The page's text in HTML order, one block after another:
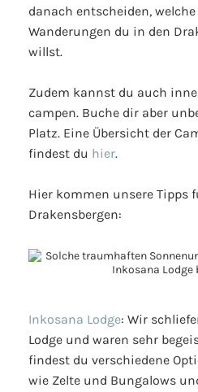
danach entscheiden,
Wanderungen du in den
willst.
Zudem kannst du auch
campen. Buche dir aber
Platz. Eine Übersicht der
findest du hier.
Hier kommen unsere Tipps
Drakensbergen:
Inkosana Lodge: Wir
Lodge und waren sehr
findest du verschiedene
wie Zelte und Bungalows